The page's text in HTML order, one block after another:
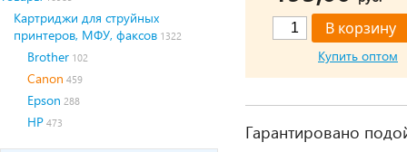
Картриджи для струйных
принтеров, МФУ, факсов 1322
Brother 102
Canon 459
Epson 288
HP 473
Купить оптом
Гарантировано